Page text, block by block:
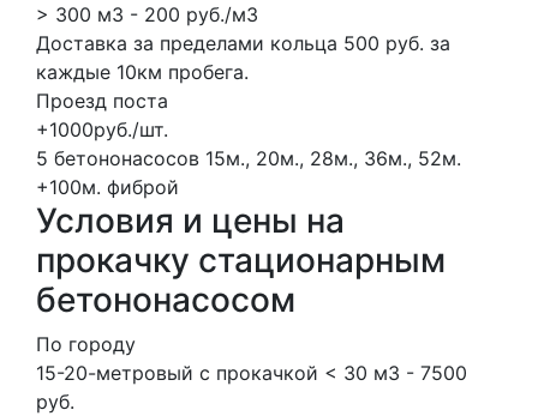
> 300 м3 - 200 руб./м3
Доставка за пределами кольца 500 руб. за
каждые 10км пробега.
Проезд поста
+1000руб./шт.
5 бетононасосов 15м., 20м., 28м., 36м., 52м.
+100м. фиброй
Условия и цены на
прокачку стационарным
бетононасосом
По городу
15-20-метровый с прокачкой < 30 м3 - 7500
руб.